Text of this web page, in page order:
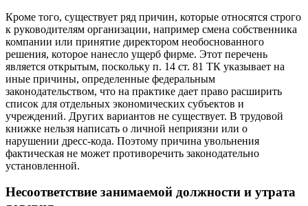
Кроме того, существует ряд причин, которые относятся строго
к руководителям организации, например смена собственника
компании или принятие директором необоснованного
решения, которое нанесло ущерб фирме. Этот перечень
является открытым, поскольку п. 14 ст. 81 ТК указывает на
иные причины, определенные федеральным
законодательством, что на практике дает право расширить
список для отдельных экономических субъектов и
учреждений. Других вариантов не существует. В трудовой
книжке нельзя написать о личной неприязни или о
нарушении дресс-кода. Поэтому причина увольнения
фактическая не может противоречить законодательно
установленной.
Несоответствие занимаемой должности и утрата